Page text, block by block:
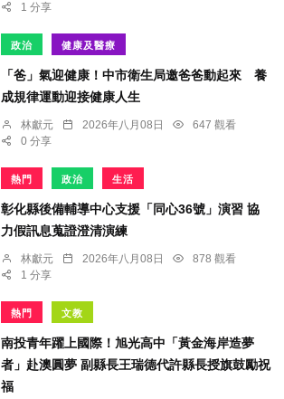
1 分享
政治 健康及醫療
「爸」氣迎健康！中市衛生局邀爸爸動起來 養
成規律運動迎接健康人生
林獻元 2026年八月08日
647 觀看
0 分享
熱門 政治 生活
彰化縣後備輔導中心支援「同心36號」演習 協
力假訊息蒐證澄清演練
林獻元 2026年八月08日
878 觀看
1 分享
熱門 文教
南投青年躍上國際！旭光高中「黃金海岸造夢
者」赴澳圓夢 副縣長王瑞德代許縣長授旗鼓勵祝
福